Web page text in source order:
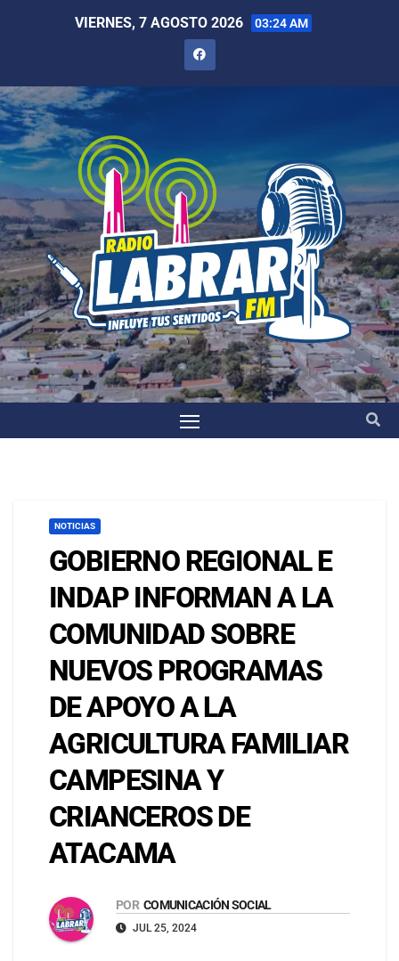
VIERNES, 7 AGOSTO 2026 03:24 AM
NOTICIAS
GOBIERNO REGIONAL E
INDAP INFORMAN A LA
COMUNIDAD SOBRE
NUEVOS PROGRAMAS
DE APOYO A LA
AGRICULTURA FAMILIAR
CAMPESINA Y
CRIANCEROS DE
ATACAMA
POR COMUNICACIÓN SOCIAL
JUL 25, 2024